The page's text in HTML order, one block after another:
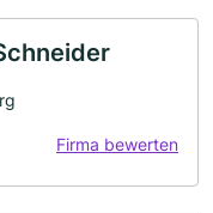
Firma bewerten